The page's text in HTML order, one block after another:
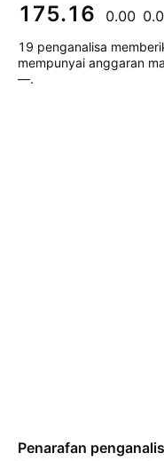
175.16 0.00
19 penganalisa
mempunyai anggaran
—.
Penarafan